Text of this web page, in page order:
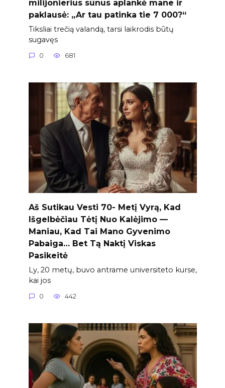
milijonierius sūnus aplankė mane ir
paklausė: „Ar tau patinka tie 7 000?“
Tiksliai trečią valandą, tarsi laikrodis būtų
sugavęs
0 681
Aš Sutikau Vesti 70- Metį Vyrą, Kad
Išgelbėčiau Tėtį Nuo Kalėjimo —
Maniau, Kad Tai Mano Gyvenimo
Pabaiga… Bet Tą Naktį Viskas
Pasikeitė
Ly, 20 metų, buvo antrame universiteto kurse,
kai jos
0 442